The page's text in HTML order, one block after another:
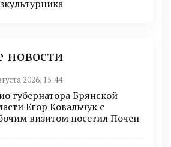
новости
2026, 15:44
губернатора Брянской
Егор Ковальчук с
визитом посетил Почеп